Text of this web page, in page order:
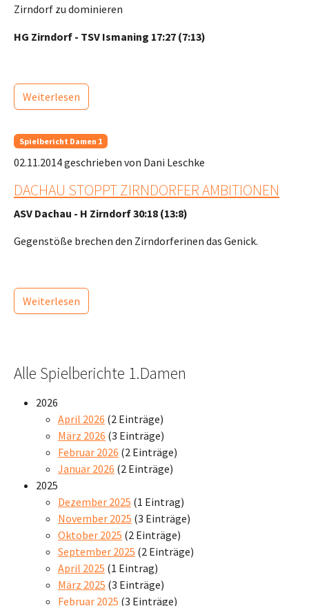
Zirndorf zu dominieren
HG Zirndorf - TSV Ismaning 17:27 (7:13)
Weiterlesen
Spielbericht Damen 1
02.11.2014geschrieben von Dani Leschke
DACHAU STOPPT ZIRNDORFER AMBITIONEN
ASV Dachau - H Zirndorf 30:18 (13:8)
Gegenstöße brechen den Zirndorferinen das Genick.
Weiterlesen
Alle Spielberichte 1.Damen
2026
April 2026 (2 Einträge)
März 2026 (3 Einträge)
Februar 2026 (2 Einträge)
Januar 2026 (2 Einträge)
2025
Dezember 2025 (1 Eintrag)
November 2025 (3 Einträge)
Oktober 2025 (2 Einträge)
September 2025 (2 Einträge)
April 2025 (1 Eintrag)
März 2025 (3 Einträge)
Februar 2025 (3 Einträge)